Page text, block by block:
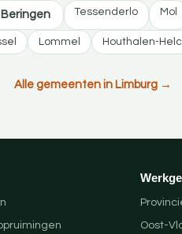
Beringen Tessenderlo Mol
Lommel Houthalen-
Alle gemeenten in Limburg →
Oost-